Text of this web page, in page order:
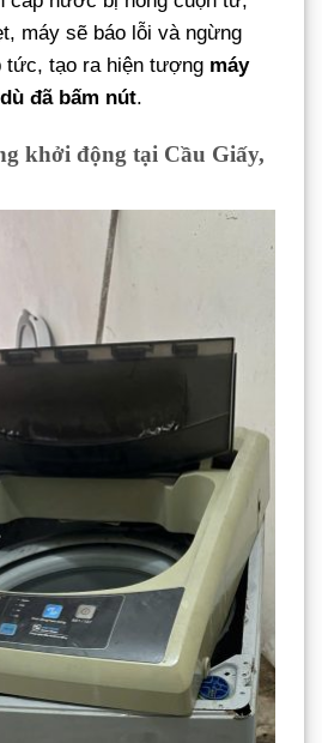
máy sẽ báo lỗi và ngừng
tức, tạo ra hiện tượng máy
đã bấm nút.
khởi động tại Cầu Giấy,